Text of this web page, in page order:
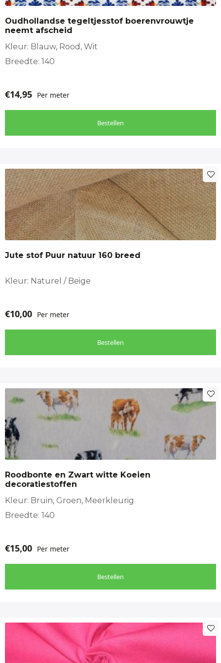
Oudhollandse tegeltjesstof boerenvrouwtje
neemt afscheid
Kleur: Blauw, Rood, Wit
Breedte: 140
€14,95 Per meter
Bestellen
Jute stof Puur natuur 160 breed
Kleur: Naturel / Beige
€10,00 Per meter
Bestellen
Roodbonte en Zwart witte Koeien
decoratiestoffen
Kleur: Bruin, Groen, Meerkleurig
Breedte: 140
€15,00 Per meter
Bestellen